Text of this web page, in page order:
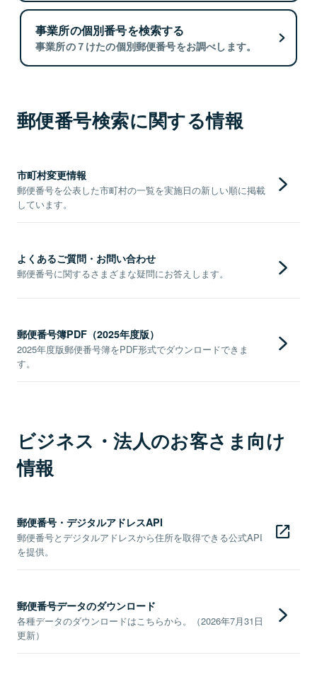
事業所の個別番号を検索する
事業所の７けたの個別郵便番号をお調べします。
郵便番号検索に関する情報
市町村変更情報
郵便番号を公表した市町村の一覧を実施日の新しい順に掲載
しています。
よくあるご質問・お問い合わせ
郵便番号に関するさまざまな疑問にお答えします。
郵便番号簿PDF（2025年度版）
2025年度版郵便番号簿をPDF形式でダウンロードできま
す。
ビジネス・法人のお客さま向け
情報
郵便番号・デジタルアドレスAPI
郵便番号とデジタルアドレスから住所を取得できる公式API
を提供。
郵便番号データのダウンロード
各種データのダウンロードはこちらから。（2026年7月31日
更新）